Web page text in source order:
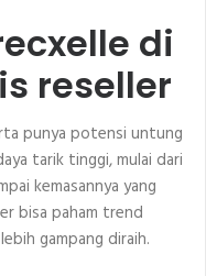
di
reseller
punya potensi untung
tarik tinggi, mulai dari
kemasannya yang
bisa paham trend
gampang diraih.